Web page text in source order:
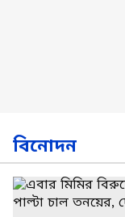
বিনোদন